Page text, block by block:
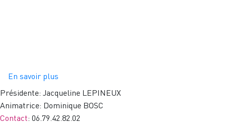
En savoir plus
GONG
ÉNERGIE
Présidente: Jacqueline LEPINEUX
Animatrice: Dominique BOSC
Contact: 06.79.42.82.02